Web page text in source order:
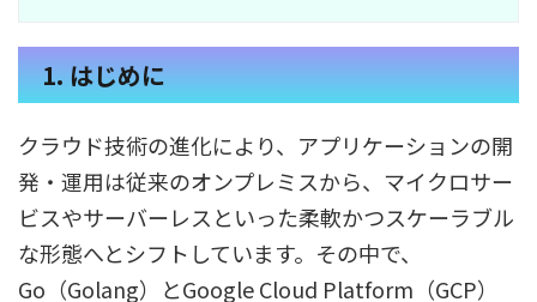
1. はじめに
クラウド技術の進化により、アプリケーションの開
発・運用は従来のオンプレミスから、マイクロサー
ビスやサーバーレスといった柔軟かつスケーラブル
な形態へとシフトしています。その中で、
Go（Golang）とGoogle Cloud Platform（GCP）